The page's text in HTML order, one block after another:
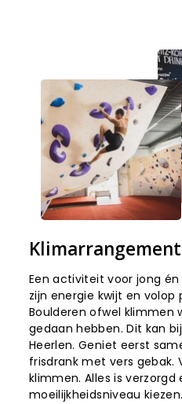
Een activiteit voor jong
zijn energie kwijt en volop
Boulderen ofwel klimmen
gedaan hebben. Dit kan
Heerlen. Geniet eerst
frisdrank met vers gebak.
klimmen. Alles is
moeilijkheidsniveau kiezen.